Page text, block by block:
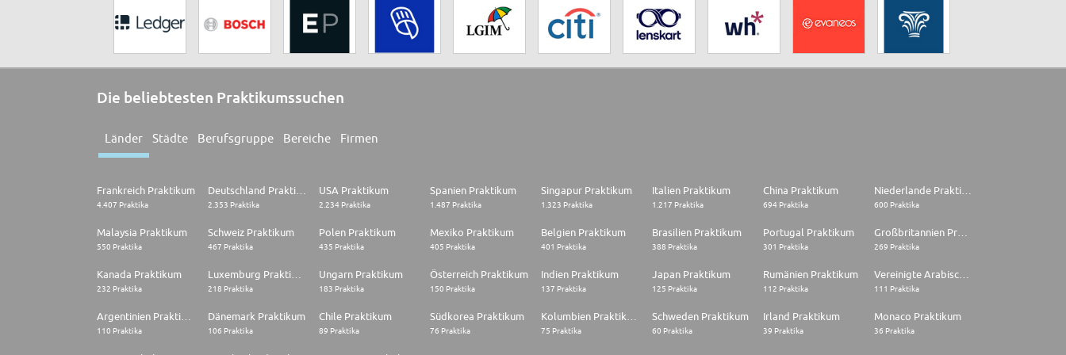
Die beliebtesten Praktikumssuchen
Länder Städte Berufsgruppe Bereiche Firmen
Frankreich Praktikum
4.407 Praktika 2.353 Praktika
USA Praktikum
2.234 Praktika
Spanien Praktikum
1.487 Praktika
Singapur Praktikum
1.323 Praktika
Italien Praktikum
1.217 Praktika
China Praktikum
694 Praktika 600 Praktika
Malaysia Praktikum
550 Praktika
Schweiz Praktikum
467 Praktika
Polen Praktikum
435 Praktika
Mexiko Praktikum
405 Praktika
Belgien Praktikum
401 Praktika
Brasilien Praktikum
388 Praktika
Portugal Praktikum
301 Praktika 269 Praktika
Kanada Praktikum
232 Praktika 218 Praktika
Ungarn Praktikum
183 Praktika
Österreich Praktikum
150 Praktika
Indien Praktikum
137 Praktika
Japan Praktikum
125 Praktika
Rumänien Praktikum
112 Praktika 111 Praktika
110 Praktika
Dänemark Praktikum
106 Praktika
Chile Praktikum
89 Praktika
Südkorea Praktikum
76 Praktika 75 Praktika
Schweden Praktikum
60 Praktika
Irland Praktikum
39 Praktika
Monaco Praktikum
36 Praktika